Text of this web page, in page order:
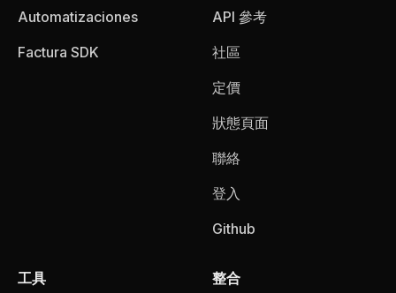
Automatizaciones
Factura SDK
API 參考
社區
定價
狀態頁面
聯絡
登入
Github
工具
整合